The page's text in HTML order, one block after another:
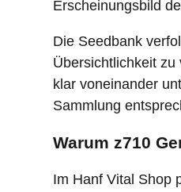
Erscheinungsbild
Die Seedbank
Übersichtlichkeit
klar voneinander
Sammlung
Warum z710
Im Hanf Vital Shop